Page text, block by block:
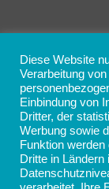
Diese Website
Verarbeitung
Einbindung von
Dritter, der
Werbung sowie
Funktion
Dritte in